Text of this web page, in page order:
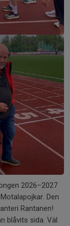
2026–2027
Den
Rantanen!
blåvits sida. Väl